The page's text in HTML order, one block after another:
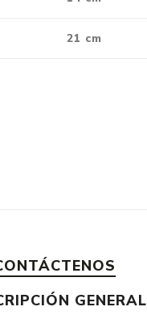
21 cm
GENERAL